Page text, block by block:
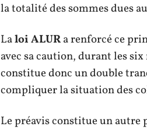
la totalité des sommes dues
Laloi ALURa renforcé ce
avec sa caution, durant les
constitue donc un double
compliquer la situation des
Le préavis constitue un autre